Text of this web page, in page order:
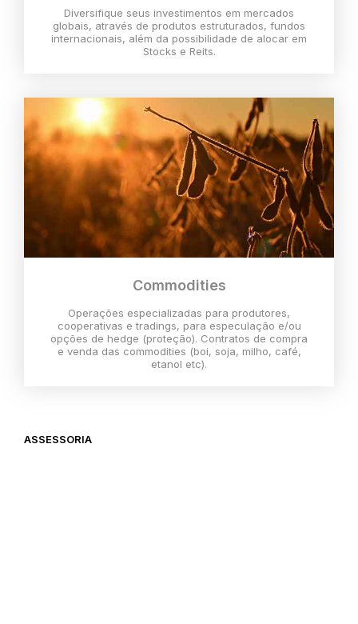
Diversifique seus investimentos em mercados
globais, através de produtos estruturados, fundos
internacionais, além da possibilidade de alocar em
Stocks e Reits.
Commodities
Operações especializadas para produtores,
cooperativas e tradings, para especulação e/ou
opções de hedge (proteção). Contratos de compra
e venda das commodities (boi, soja, milho, café,
etanol etc).
ASSESSORIA